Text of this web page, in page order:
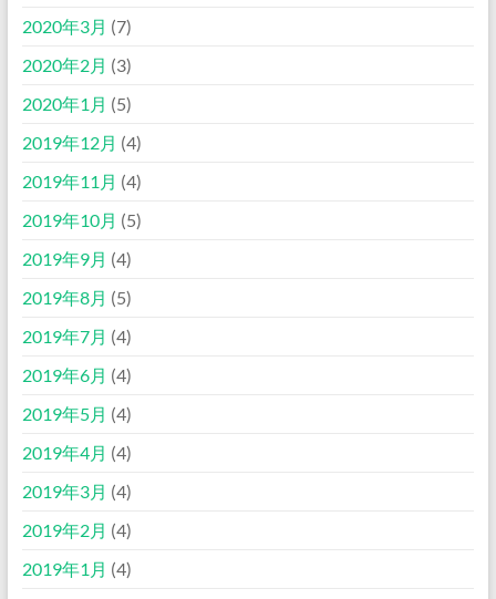
2020年3月 (7)
2020年2月 (3)
2020年1月 (5)
2019年12月 (4)
2019年11月 (4)
2019年10月 (5)
2019年9月 (4)
2019年8月 (5)
2019年7月 (4)
2019年6月 (4)
2019年5月 (4)
2019年4月 (4)
2019年3月 (4)
2019年2月 (4)
2019年1月 (4)